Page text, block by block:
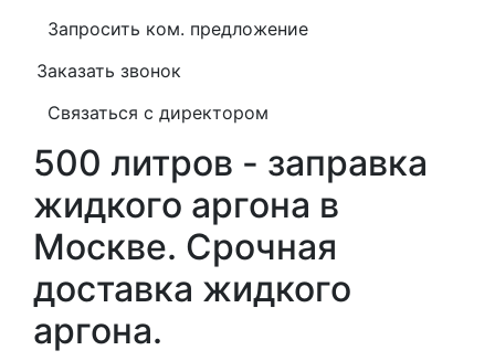
Запросить ком. предложение
Заказать звонок
Связаться с директором
500 литров - заправка
жидкого аргона в
Москве. Срочная
доставка жидкого
аргона.